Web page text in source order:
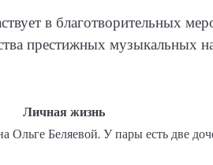
в благотворительных
престижных музыкальных
Личная жизнь
Ольге Беляевой. У пары есть две